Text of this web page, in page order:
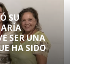
SU
SER UNA
HA SIDO